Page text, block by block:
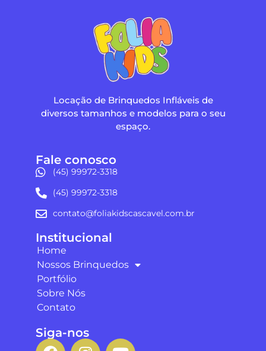
Locação de Brinquedos Infláveis de
diversos tamanhos e modelos para o seu
espaço.
Fale conosco
(45) 99972-3318
(45) 99972-3318
contato@foliakidscascavel.com.br
Institucional
Home
Nossos Brinquedos
Portfólio
Sobre Nós
Contato
Siga-nos